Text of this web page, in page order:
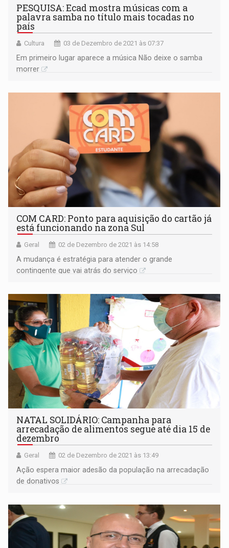
PESQUISA: Ecad mostra músicas com a
palavra samba no título mais tocadas no
país
Cultura 03 de Dezembro de 2021 às 07:37
Em primeiro lugar aparece a música Não deixe o samba
morrer
COM CARD: Ponto para aquisição do cartão já
está funcionando na zona Sul
Geral 02 de Dezembro de 2021 às 14:58
A mudança é estratégia para atender o grande
contingente que vai atrás do serviço
NATAL SOLIDÁRIO: Campanha para
arrecadação de alimentos segue até dia 15 de
dezembro
Geral 02 de Dezembro de 2021 às 13:49
Ação espera maior adesão da população na arrecadação
de donativos